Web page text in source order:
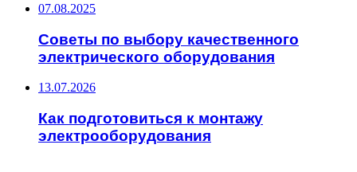
07.08.2025
Советы по выбору качественного
электрического оборудования
13.07.2026
Как подготовиться к монтажу
электрооборудования